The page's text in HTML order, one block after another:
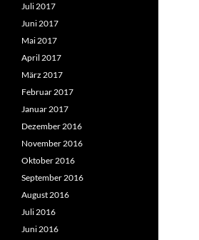
Juli 2017
Juni 2017
Mai 2017
April 2017
März 2017
Februar 2017
Januar 2017
Dezember 2016
November 2016
Oktober 2016
September 2016
August 2016
Juli 2016
Juni 2016